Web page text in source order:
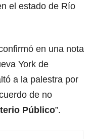
el estado de Río
en una nota
York de
a la palestra por
de no
Público”.